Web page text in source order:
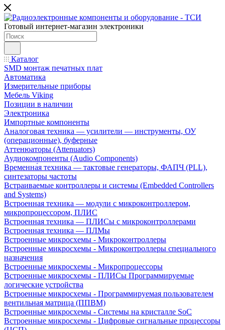
Готовый интернет-магазин электроники
Каталог
SMD монтаж печатных плат
Автоматика
Измерительные приборы
Мебель Viking
Позиции в наличии
Электроника
Импортные компоненты
Аналоговая техника — усилители — инструменты, ОУ
(операционные), буферные
Аттенюаторы (Attenuators)
Аудиокомпоненты (Audio Components)
Временна́я техника — тактовые генераторы, ФАПЧ (PLL),
синтезаторы частоты
Встраиваемые контроллеры и системы (Embedded Controllers
and Systems)
Встроенная техника — модули с микроконтроллером,
микропроцессором, ПЛИС
Встроенная техника — ПЛИСы с микроконтроллерами
Встроенная техника — ПЛМы
Встроенные микросхемы - Микроконтроллеры
Встроенные микросхемы - Микроконтроллеры специального
назначения
Встроенные микросхемы - Микропроцессоры
Встроенные микросхемы - ПЛИСы Программируемые
логические устройства
Встроенные микросхемы - Программируемая пользователем
вентильная матрица (ППВМ)
Встроенные микросхемы - Системы на кристалле SoC
Встроенные микросхемы - Цифровые сигнальные процессоры